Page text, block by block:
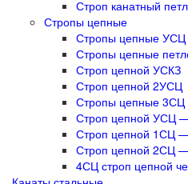
Строп канатный
Стропы цепные
Стропы цепные УСЦ
Стропы цепные
Строп цепной УСКЗ
Строп цепной 2УСЦ
Стропы цепные 3СЦ
Строп цепной УСЦ
Строп цепной 1СЦ —
Строп цепной 2СЦ —
4СЦ строп цепной